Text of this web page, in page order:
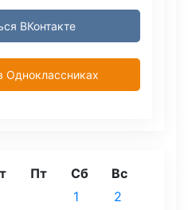
ВКонтакте
Одноклассниках
Пт Сб Вс
1
2